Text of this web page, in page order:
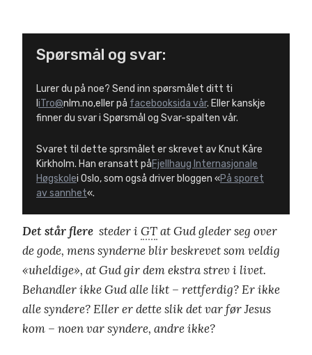
Spørsmål og svar:
Lurer du på noe? Send inn spørsmålet ditt ti
iTro@nlm.no,eller på facebooksida vår. Eller kanskje
finner du svar i Spørsmål og Svar-spalten vår.
Svaret til dette sprsmålet er skrevet av Knut Kåre
Kirkholm. Han eransatt påFjellhaug Internasjonale
Høgskolei Oslo, som også driver bloggen «På sporet
av sannhet«.
Det står flere steder i GTat Gud gleder seg over
de gode, mens synderne blir beskrevet som veldig
«uheldige», at Gud gir dem ekstra strev i livet.
Behandler ikke Gud alle likt – rettferdig? Er ikke
alle syndere? Eller er dette slik det var før Jesus
kom – noen var syndere, andre ikke?